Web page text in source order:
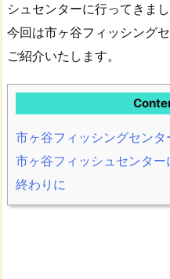
シュセンターに行ってきまし
今回は市ヶ谷フィッシング
ご紹介いたします。
市ヶ谷フィッシングセンタ
市ヶ谷フィッシュセンター
終わりに